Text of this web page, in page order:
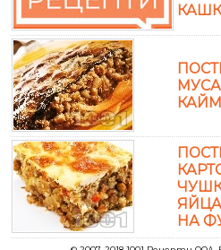
НА